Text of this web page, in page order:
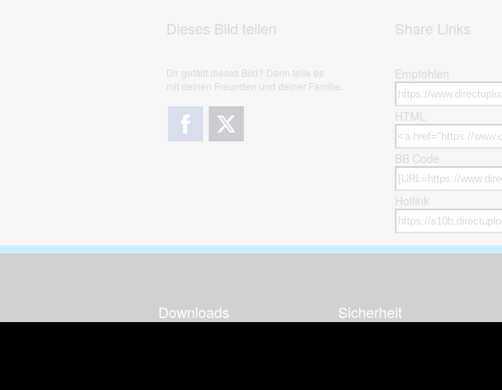
Dieses Bild teilen
Dir gefällt dieses Bild? Dann teile es
mit deinen Freunden und deiner Familie.
Share Links
Empfohlen
HTML
BB Code
Hotlink
Downloads Sicherheit